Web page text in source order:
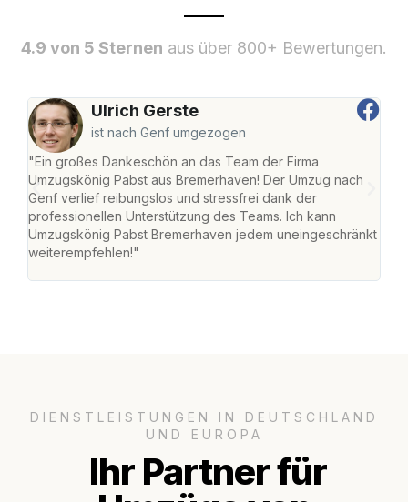
4.9 von 5 Sternen aus über 800+ Bewertungen.
Ulrich Gerste
ist nach Genf umgezogen
"Ein großes Dankeschön an das Team der Firma
Umzugskönig Pabst aus Bremerhaven! Der Umzug nach
Genf verlief reibungslos und stressfrei dank der
professionellen Unterstützung des Teams. Ich kann
Umzugskönig Pabst Bremerhaven jedem uneingeschränkt
weiterempfehlen!"
DIENSTLEISTUNGEN IN DEUTSCHLAND
UND EUROPA
Ihr Partner für